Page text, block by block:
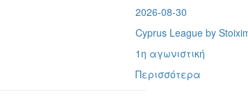
2026-08-30
Cyprus League by
1η αγωνιστική
Περισσότερα